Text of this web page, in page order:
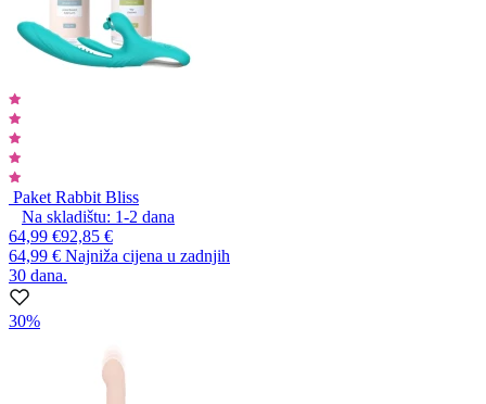
Paket Rabbit Bliss
Na skladištu: 1-2 dana
64,99 €92,85 €
64,99 € Najniža cijena u zadnjih
30 dana.
30%